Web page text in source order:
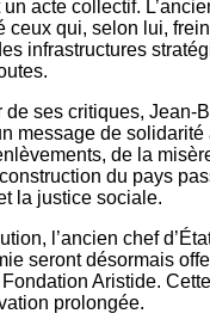
acte collectif.
ceux qui, selon lui,
infrastructures
de ses critiques, Jean-
message de
de la
du pays
la justice sociale.
l’ancien chef
seront désormais
Fondation Aristide.
prolongée.